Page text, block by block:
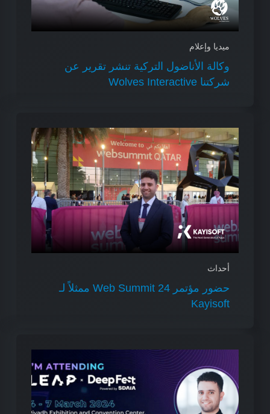
ميديا وإعلام
وكالة الأناضول التركية تنشر تقرير عن
شركتنا Wolves Interactive
أحداث
حضور مؤتمر Web Summit 24 ممثلاً لـ
Kayisoft